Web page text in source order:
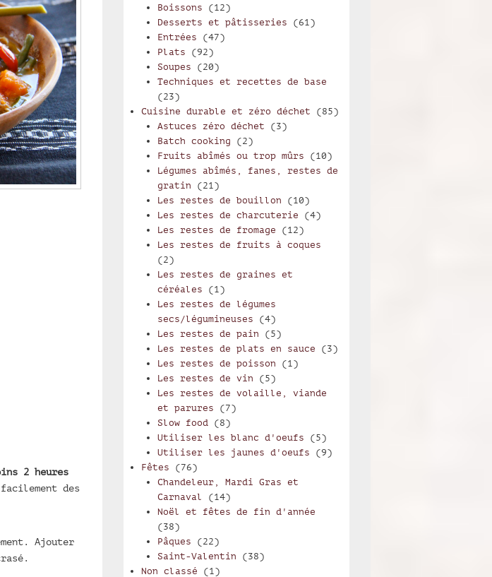
2 heures
des
Ajouter
Boissons (12)
Desserts et pâtisseries (61)
Entrées (47)
Plats (92)
Soupes (20)
Techniques et recettes de base
(23)
Cuisine durable et zéro déchet (85)
Astuces zéro déchet (3)
Batch cooking (2)
Fruits abîmés ou trop mûrs (10)
Légumes abîmés, fanes, restes de
gratin (21)
Les restes de bouillon (10)
Les restes de charcuterie (4)
Les restes de fromage (12)
Les restes de fruits à coques
(2)
Les restes de graines et
céréales (1)
Les restes de légumes
secs/légumineuses (4)
Les restes de pain (5)
Les restes de plats en sauce (3)
Les restes de poisson (1)
Les restes de vin (5)
Les restes de volaille, viande
et parures (7)
Slow food(8)
Utiliser les blanc d'oeufs (5)
Utiliser les jaunes d'oeufs (9)
Fêtes (76)
Chandeleur, Mardi Gras et
Carnaval (14)
Noël et fêtes de fin d'année
(38)
Pâques (22)
Saint-Valentin (38)
Non classé (1)